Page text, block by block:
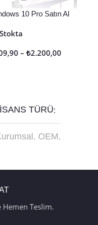
10 Pro Satın Al
Stokta
– ₺2.200,00
TÜRÜ
, OEM,
Hemen Teslim.